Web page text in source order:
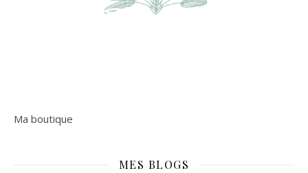
Ma boutique
MES BLOGS